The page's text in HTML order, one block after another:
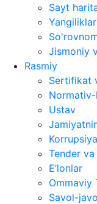
Sayt
Yangiliklar
Jismoniy
Rasmiy
Sertifikat
Ustav
Tender
E’lonlar
Ommaviy
Savol-